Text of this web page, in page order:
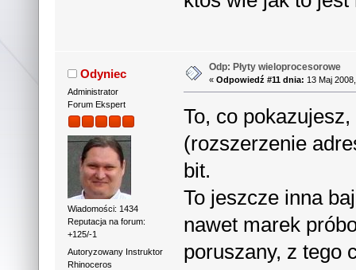
Odyniec
Administrator
Forum Ekspert
Wiadomości: 1434
Reputacja na forum:
+125/-1
Autoryzowany Instruktor
Rhinoceros
Odp: Płyty wieloprocesorowe
«Odpowiedź #11 dnia: 13 Maj
To, co
(rozszerzenie
bit.
To jeszcze inna
nawet marek
poruszany, z tego